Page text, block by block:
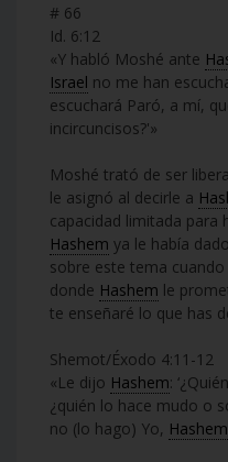
# 66
Id. 6:12
«Y habló Moshé ante
Israel no me han
escuchará Paró, a mí,
incircuncisos?'»
Moshé trató de ser
le asignó al decirle a
capacidad limitada para
Hashem ya le había
sobre este tema
donde Hashem le
te enseñaré lo que has
Shemot/Éxodo 4:11-12
«Le dijo Hashem:
¿quién lo hace mudo o
no (lo hago) Yo, Hashem